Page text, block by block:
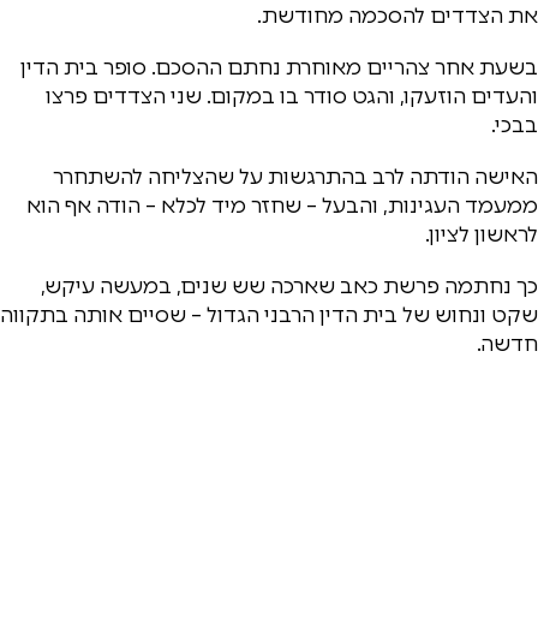
את הצדדים להסכמה מחודשת.
בשעת אחר צהריים מאוחרת נחתם ההסכם. סופר בית הדין
והעדים הוזעקו, והגט סודר בו במקום. שני הצדדים פרצו
בבכי.
האישה הודתה לרב בהתרגשות על שהצליחה להשתחרר
ממעמד העגינות, והבעל – שחזר מיד לכלא – הודה אף הוא
לראשון לציון.
כך נחתמה פרשת כאב שארכה שש שנים, במעשה עיקש,
שקט ונחוש של בית הדין הרבני הגדול – שסיים אותה בתקווה
חדשה.